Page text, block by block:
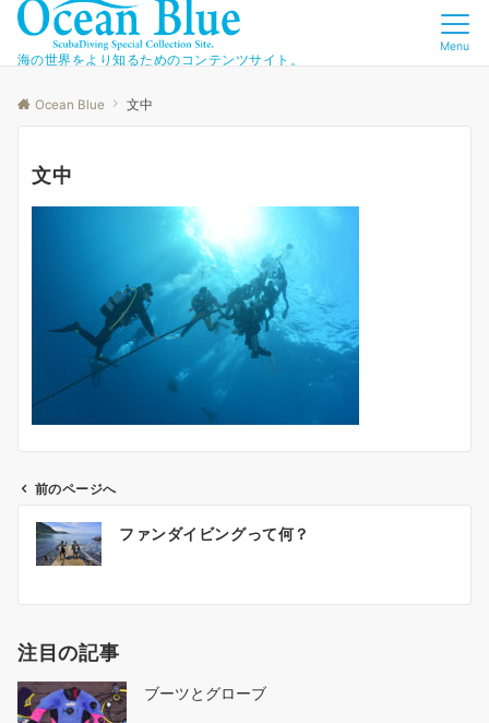
海の世界をより知るためのコンテンツサイト。
Menu
Ocean Blue 文中
文中
ビ
ー
シ
ョ
前のページへ
ファンダイビングって何？
注目の記事
ブーツとグローブ